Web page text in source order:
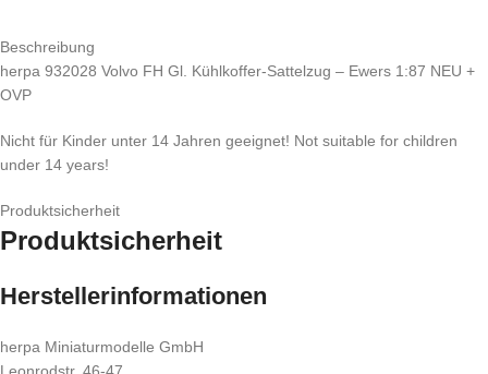
Beschreibung
herpa 932028 Volvo FH Gl. Kühlkoffer-Sattelzug – Ewers 1:87 NEU +
OVP
Nicht für Kinder unter 14 Jahren geeignet! Not suitable for children
under 14 years!
Produktsicherheit
Produktsicherheit
Herstellerinformationen
herpa Miniaturmodelle GmbH